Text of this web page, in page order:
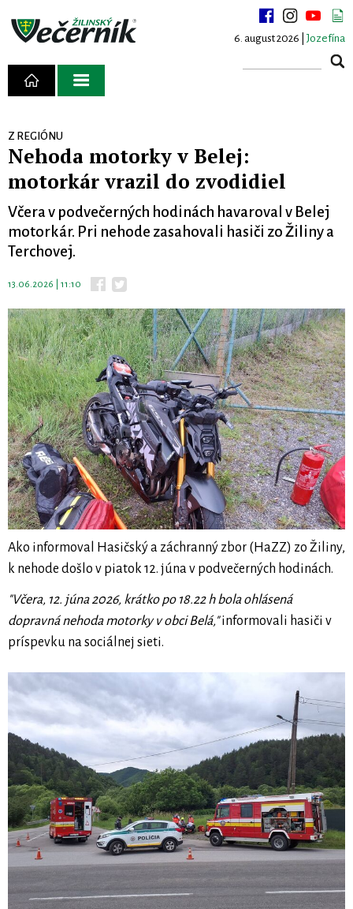
6. august 2026 | Jozefína
Z REGIÓNU
Nehoda motorky v Belej:
motorkár vrazil do zvodidiel
Včera v podvečerných hodinách havaroval v Belej
motorkár. Pri nehode zasahovali hasiči zo Žiliny a
Terchovej.
13.06.2026 | 11:10
Ako informoval Hasičský a záchranný zbor (HaZZ) zo Žiliny,
k nehode došlo v piatok 12. júna v podvečerných hodinách.
"Včera, 12. júna 2026, krátko po 18.22 h bola ohlásená
dopravná nehoda motorky v obci Belá,"informovali hasiči v
príspevku na sociálnej sieti.